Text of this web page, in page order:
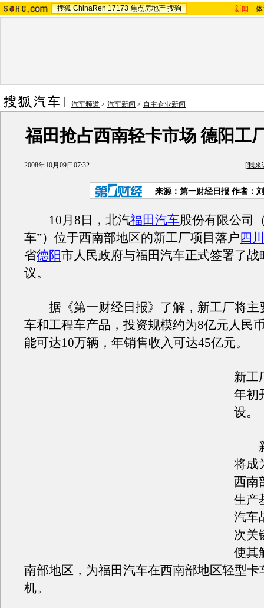
搜狐 ChinaRen 17173 焦点房地产 搜狗 新闻 -
汽车频道 > 汽车新闻 > 自主企业新闻
福田抢占西南轻卡市场 德阳工
2008年10月09日07:32 [我来
来源：第一财经日报 作者：
10月8日，北汽福田汽车股份有限公司
车”）位于西南部地区的新工厂项目落户四川
省德阳市人民政府与福田汽车正式签署了战
议。
据《第一财经日报》了解，新工厂将主
车和工程车产品，投资规模约为8亿元人民
能可达10万辆，年销售收入可达45亿元。
新工
年初
设。
新
将成
西南
生产
汽车
次关
使其
南部地区，为福田汽车在西南部地区轻型卡
机。